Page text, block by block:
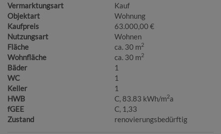
Vermarktungsart
Kauf
Objektart
Wohnung
Kaufpreis
63.000,00 €
Nutzungsart
Wohnen
Fläche
ca. 30 m2
Wohnfläche ca. 30 m2
Bäder
1
WC
1
Keller
1
HWB
C, 83.83 kWh/m2a
fGEE
C, 1,33
Zustand
renovierungsbedürftig